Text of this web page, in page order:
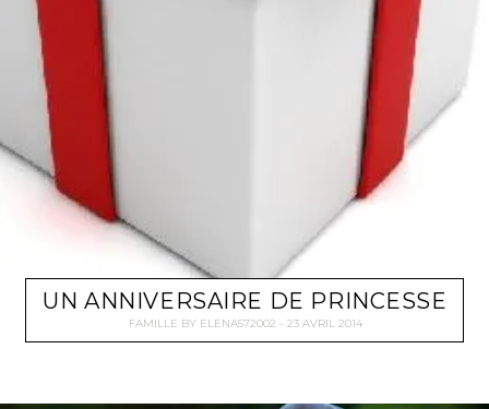
UN ANNIVERSAIRE DE PRINCESSE
FAMILLE BY ELENA572002 23 AVRIL 2014